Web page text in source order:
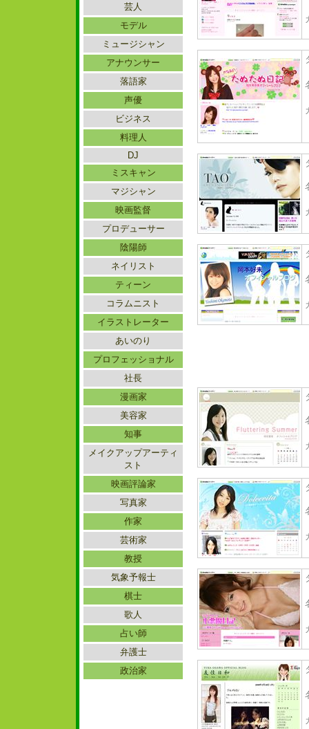
芸人
モデル
ミュージシャン
アナウンサー
落語家
声優
ビジネス
料理人
DJ
ミスキャン
マジシャン
映画監督
プロデューサー
陰陽師
ネイリスト
ティーン
コラムニスト
イラストレーター
あいのり
プロフェッショナル
社長
漫画家
美容家
知事
メイクアップアーティ
スト
映画評論家
写真家
作家
芸術家
教授
気象予報士
棋士
歌人
占い師
弁護士
政治家